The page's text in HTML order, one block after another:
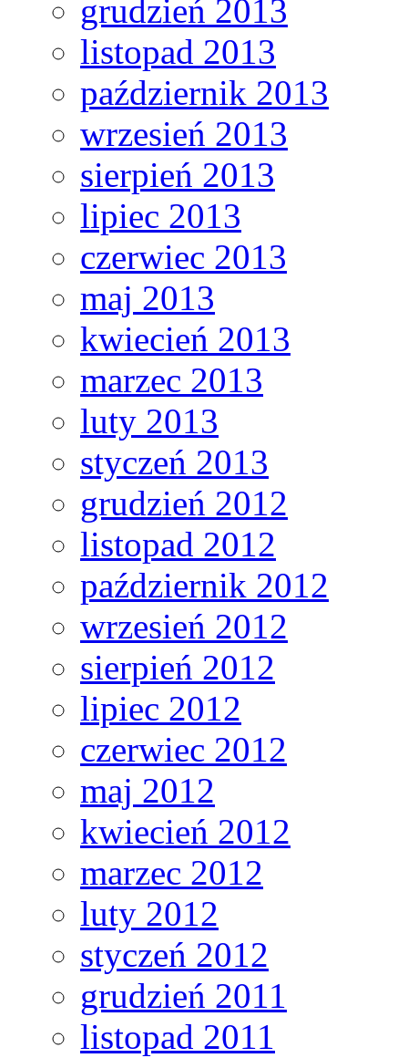
grudzień 2013
listopad 2013
październik 2013
wrzesień 2013
sierpień 2013
lipiec 2013
czerwiec 2013
maj 2013
kwiecień 2013
marzec 2013
luty 2013
styczeń 2013
grudzień 2012
listopad 2012
październik 2012
wrzesień 2012
sierpień 2012
lipiec 2012
czerwiec 2012
maj 2012
kwiecień 2012
marzec 2012
luty 2012
styczeń 2012
grudzień 2011
listopad 2011